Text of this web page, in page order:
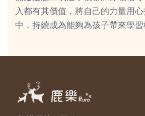
入都有其價值，將自己的力量用
中，持續成為能夠為孩子帶來學習